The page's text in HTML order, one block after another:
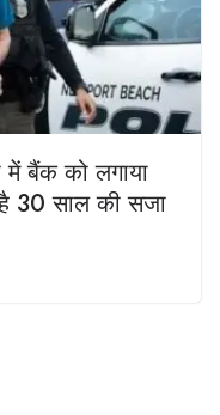
बैंक को लगाया
30 साल की सजा